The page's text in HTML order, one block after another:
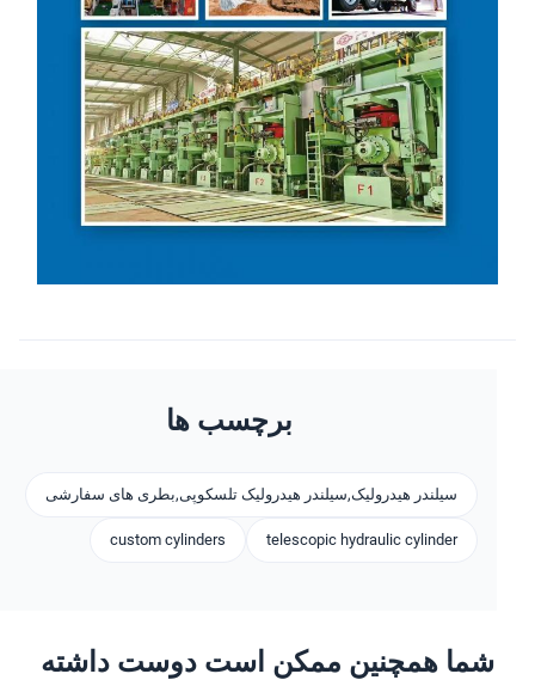
برچسب ها
سیلندر هیدرولیک,سیلندر هیدرولیک تلسکوپی,بطری های سفارشی
telescopic hydraulic cylinder
custom cylinders
شما همچنین ممکن است دوست داشته